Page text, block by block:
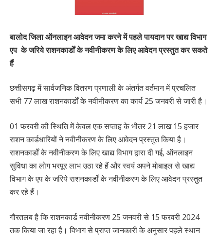
बालोद जिला ऑनलाइन आवेदन जमा करने में पहले पायदान पर खाद्य विभाग
एप के जरिये राशनकार्डों के नवीनीकरण के लिए आवेदन प्रस्तुत कर सकते
हैं
छत्तीसगढ़ में सार्वजनिक वितरण प्रणाली के अंतर्गत वर्तमान में प्रचलित
सभी 77 लाख राशनकार्डों के नवीनीकरण का कार्य 25 जनवरी से जारी है।
01 फरवरी की स्थिति में केवल एक सप्ताह के भीतर 21 लाख 15 हजार
राशन कार्डधारियों ने नवीनीकरण के लिए आवेदन प्रस्तुत किया है।
राशनकार्डों के नवीनीकरण के लिए खाद्य विभाग द्वारा दी गई, ऑनलाइन
सुविधा का लोग भरपूर लाभ उठा रहे हैं और स्वयं अपने मोबाइल से खाद्य
विभाग के एप के जरिये राशनकार्डों के नवीनीकरण के लिए आवेदन प्रस्तुत
कर रहे हैं।
गौरतलब है कि राशनकार्ड नवीनीकरण 25 जनवरी से 15 फरवरी 2024
तक किया जा रहा है। विभाग से प्राप्त जानकारी के अनुसार पहले स्थान